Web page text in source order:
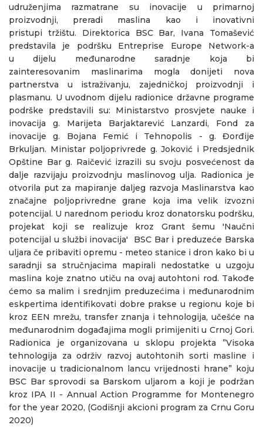
udruženjima razmatrane su inovacije u primarnoj
proizvodnji, preradi maslina kao i inovativni
pristupi tržištu. Direktorica BSC Bar, Ivana Tomašević
predstavila je podršku Entreprise Europe Network-a
u dijelu međunarodne saradnje koja bi
zainteresovanim maslinarima mogla donijeti nova
partnerstva u istraživanju, zajedničkoj proizvodnji i
plasmanu. U uvodnom dijelu radionice državne programe
podrške predstavili su: Ministarstvo prosvjete nauke i
inovacija g. Marijeta Barjaktarević Lanzardi, Fond za
inovacije g. Bojana Femić i Tehnopolis - g. Đorđije
Brkuljan. Ministar poljoprivrede g. Joković i Predsjednik
Opštine Bar g. Raičević izrazili su svoju posvećenost da
dalje razvijaju proizvodnju maslinovog ulja. Radionica je
otvorila put za mapiranje daljeg razvoja Maslinarstva kao
značajne poljoprivredne grane koja ima velik izvozni
potencijal. U narednom periodu kroz donatorsku podršku,
projekat koji se realizuje kroz Grant šemu 'Naučni
potencijal u službi inovacija' BSC Bar i preduzeće Barska
uljara če pribaviti opremu - meteo stanice i dron kako bi u
saradnji sa stručnjacima mapirali nedostatke u uzgoju
maslina koje znatno utiču na ovaj autohtoni rod. Takođe
ćemo sa malim i srednjim preduzećima i međunarodnim
eskpertima identifikovati dobre prakse u regionu koje bi
kroz EEN mrežu, transfer znanja i tehnologija, učešće na
međunarodnim događajima mogli primijeniti u Crnoj Gori.
Radionica je organizovana u sklopu projekta ”Visoka
tehnologija za održiv razvoj autohtonih sorti masline i
inovacije u tradicionalnom lancu vrijednosti hrane” koju
BSC Bar sprovodi sa Barskom uljarom a koji je podržan
kroz IPA II - Annual Action Programme for Montenegro
for the year 2020, (Godišnji akcioni program za Crnu Goru
2020)